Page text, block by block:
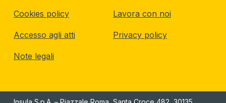
Cookies policy Lavora con noi
Accesso agli atti Privacy policy
Note legali